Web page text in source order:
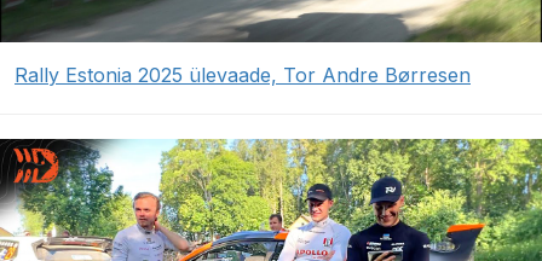
Rally Estonia 2025 ülevaade, Tor Andre Børresen